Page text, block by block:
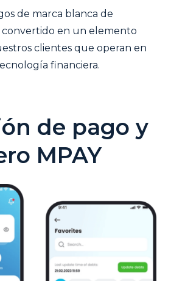
de marca blanca de
convertido en un elemento
clientes que operan en
financiera.
de pago y
MPAY